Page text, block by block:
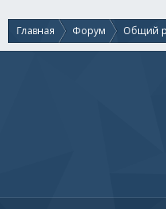
Главная Форум Общий